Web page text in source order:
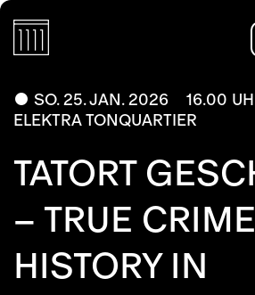
SO. 25. JAN. 2026
16.00
ELEKTRA TONQUARTIER
TATORT
– TRUE
HISTORY IN